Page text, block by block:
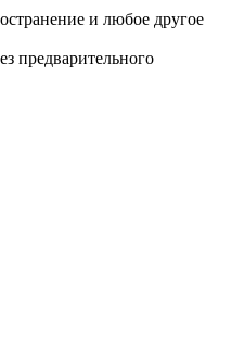
и любое другое
предварительного